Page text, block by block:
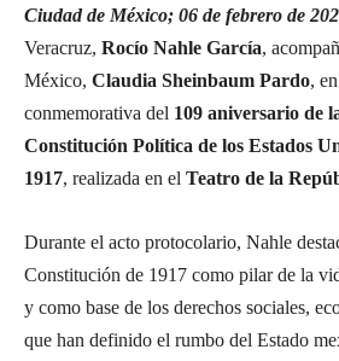
Ciudad de México; 06 de febrero de
Veracruz, Rocío Nahle García,
México, Claudia Sheinbaum Pardo,
conmemorativa del 109 aniversario de
Constitución Política de los Estados
1917, realizada en el Teatro de la
Durante el acto protocolario, Nahle
Constitución de 1917 como pilar de la
y como base de los derechos sociales,
que han definido el rumbo del Estado